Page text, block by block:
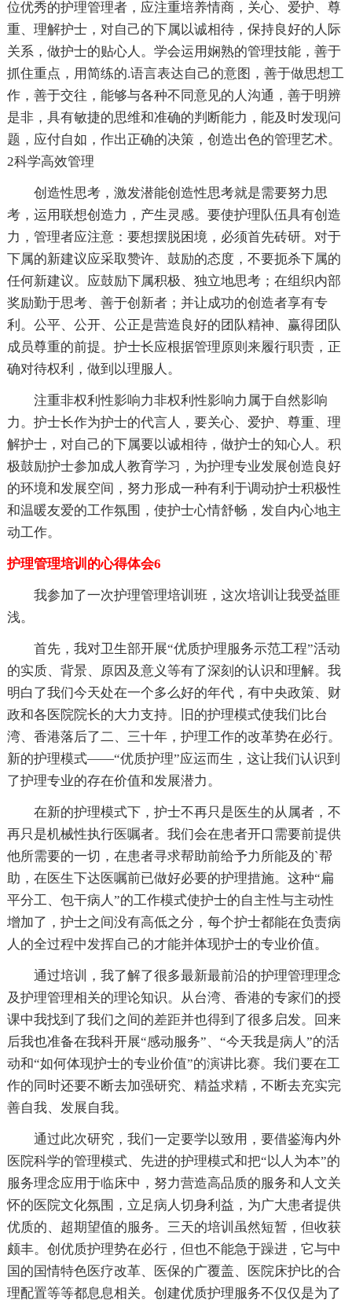
位优秀的护理管理者，应注重培养情商，关心、爱护、尊
重、理解护士，对自己的下属以诚相待，保持良好的人际
关系，做护士的贴心人。学会运用娴熟的管理技能，善于
抓住重点，用简练的.语言表达自己的意图，善于做思想工
作，善于交往，能够与各种不同意见的人沟通，善于明辨
是非，具有敏捷的思维和准确的判断能力，能及时发现问
题，应付自如，作出正确的决策，创造出色的管理艺术。
2科学高效管理
创造性思考，激发潜能创造性思考就是需要努力思
考，运用联想创造力，产生灵感。要使护理队伍具有创造
力，管理者应注意：要想摆脱困境，必须首先砖研。对于
下属的新建议应采取赞许、鼓励的态度，不要扼杀下属的
任何新建议。应鼓励下属积极、独立地思考；在组织内部
奖励勤于思考、善于创新者；并让成功的创造者享有专
利。公平、公开、公正是营造良好的团队精神、赢得团队
成员尊重的前提。护士长应根据管理原则来履行职责，正
确对待权利，做到以理服人。
注重非权利性影响力非权利性影响力属于自然影响
力。护士长作为护士的代言人，要关心、爱护、尊重、理
解护士，对自己的下属要以诚相待，做护士的知心人。积
极鼓励护士参加成人教育学习，为护理专业发展创造良好
的环境和发展空间，努力形成一种有利于调动护士积极性
和温暖友爱的工作氛围，使护士心情舒畅，发自内心地主
动工作。
护理管理培训的心得体会6
我参加了一次护理管理培训班，这次培训让我受益匪
浅。
首先，我对卫生部开展“优质护理服务示范工程”活动
的实质、背景、原因及意义等有了深刻的认识和理解。我
明白了我们今天处在一个多么好的年代，有中央政策、财
政和各医院院长的大力支持。旧的护理模式使我们比台
湾、香港落后了二、三十年，护理工作的改革势在必行。
新的护理模式——“优质护理”应运而生，这让我们认识到
了护理专业的存在价值和发展潜力。
在新的护理模式下，护士不再只是医生的从属者，不
再只是机械性执行医嘱者。我们会在患者开口需要前提供
他所需要的一切，在患者寻求帮助前给予力所能及的`帮
助，在医生下达医嘱前已做好必要的护理措施。这种“扁
平分工、包干病人”的工作模式使护士的自主性与主动性
增加了，护士之间没有高低之分，每个护士都能在负责病
人的全过程中发挥自己的才能并体现护士的专业价值。
通过培训，我了解了很多最新最前沿的护理管理理念
及护理管理相关的理论知识。从台湾、香港的专家们的授
课中我找到了我们之间的差距并也得到了很多启发。回来
后我也准备在我科开展“感动服务”、“今天我是病人”的活
动和“如何体现护士的专业价值”的演讲比赛。我们要在工
作的同时还要不断去加强研究、精益求精，不断去充实完
善自我、发展自我。
通过此次研究，我们一定要学以致用，要借鉴海内外
医院科学的管理模式、先进的护理模式和把“以人为本”的
服务理念应用于临床中，努力营造高品质的服务和人文关
怀的医院文化氛围，立足病人切身利益，为广大患者提供
优质的、超期望值的服务。三天的培训虽然短暂，但收获
颇丰。创优质护理势在必行，但也不能急于躁进，它与中
国的国情特色医疗改革、医保的广覆盖、医院床护比的合
理配置等等都息息相关。创建优质护理服务不仅仅是为了